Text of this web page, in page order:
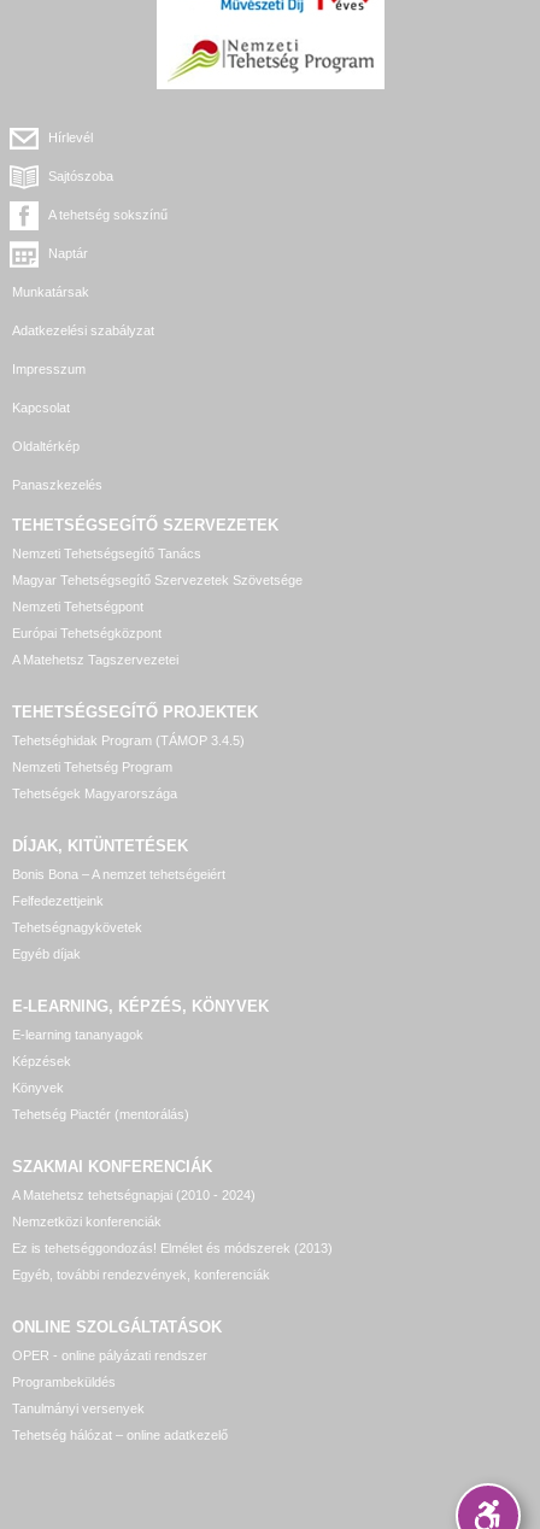
Hírlevél
Sajtószoba
A tehetség sokszínű
Naptár
Munkatársak
Adatkezelési szabályzat
Impresszum
Kapcsolat
Oldaltérkép
Panaszkezelés
TEHETSÉGSEGÍTŐ SZERVEZETEK
Nemzeti Tehetségsegítő Tanács
Magyar Tehetségsegítő Szervezetek Szövetsége
Nemzeti Tehetségpont
Európai Tehetségközpont
A Matehetsz Tagszervezetei
TEHETSÉGSEGÍTŐ PROJEKTEK
Tehetséghidak Program (TÁMOP 3.4.5)
Nemzeti Tehetség Program
Tehetségek Magyarországa
DÍJAK, KITÜNTETÉSEK
Bonis Bona – A nemzet tehetségeiért
Felfedezettjeink
Tehetségnagykövetek
Egyéb díjak
E-LEARNING, KÉPZÉS, KÖNYVEK
E-learning tananyagok
Képzések
Könyvek
Tehetség Piactér (mentorálás)
SZAKMAI KONFERENCIÁK
A Matehetsz tehetségnapjai (2010 - 2024)
Nemzetközi konferenciák
Ez is tehetséggondozás! Elmélet és módszerek (2013)
Egyéb, további rendezvények, konferenciák
ONLINE SZOLGÁLTATÁSOK
OPER - online pályázati rendszer
Programbeküldés
Tanulmányi versenyek
Tehetség hálózat – online adatkezelő